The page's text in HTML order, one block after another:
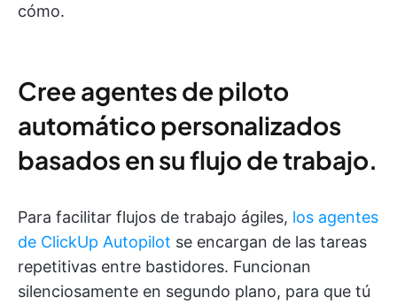
cómo.
Cree agentes de piloto
automático personalizados
basados en su flujo de trabajo.
Para facilitar flujos de trabajo ágiles, los agentes
de ClickUp Autopilot se encargan de las tareas
repetitivas entre bastidores. Funcionan
silenciosamente en segundo plano, para que tú